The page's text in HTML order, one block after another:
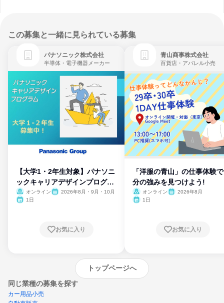
この募集と一緒に見られている募集
パナソニック株式会社
半導体・電子機器メーカー
【大学1・2年生対象】パナソニ
ックキャリアデザインプログラ
ム
オンライン
2026年8月・9月・10月
1日
お気に入り
青山商事株式会社
百貨店・アパレル小売
「洋服の青山」の仕事体験
分の強みを見つけよう!
オンライン
2026年8月
1日
お気に入り
トップページへ
同じ業種の募集を探す
カー用品小売